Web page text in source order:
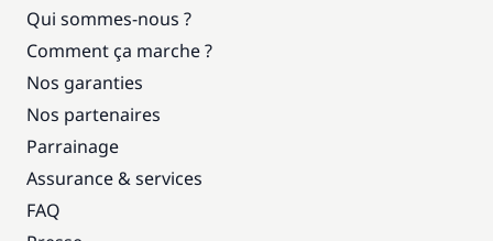
Qui sommes-nous ?
Comment ça marche ?
Nos garanties
Nos partenaires
Parrainage
Assurance & services
FAQ